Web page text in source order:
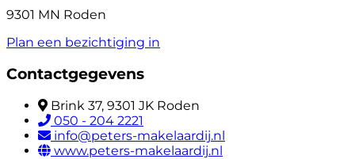
9301 MN Roden
Plan een bezichtiging in
Contactgegevens
Brink 37, 9301 JK Roden
050 - 204 2221
info@peters-makelaardij.nl
www.peters-makelaardij.nl